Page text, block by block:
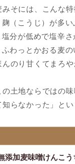
みそには、こんな特
麹（こうじ）が多い
塩分が低めで塩辛
ふわっとかおる麦の
んのり甘くてまろ
の土地ならではの
知らなかった」と
添加麦味噌けんこう